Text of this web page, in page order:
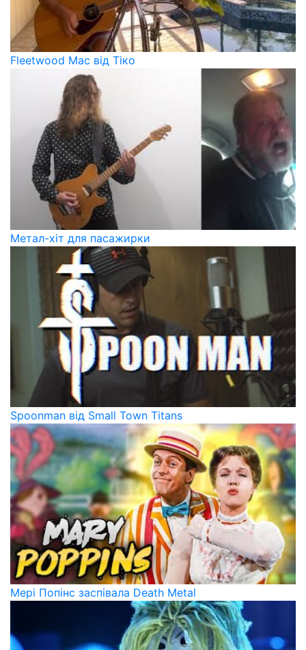
Fleetwood Mac​ від Тіко
Метал-хіт для пасажирки
Spoonman від Small Town Titans
Мері Попінс заспівала Death Metal